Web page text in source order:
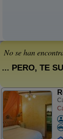
No se han
... PERO, TE